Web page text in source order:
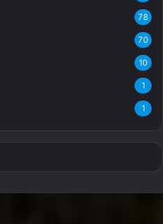
78
70
10
1
1